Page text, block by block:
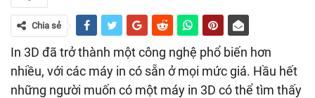
Chia sẻ
In 3D đã trở thành một công nghệ phổ biến hơn
nhiều, với các máy in có sẵn ở mọi mức giá. Hầu hết
những người muốn có một máy in 3D có thể tìm thấy